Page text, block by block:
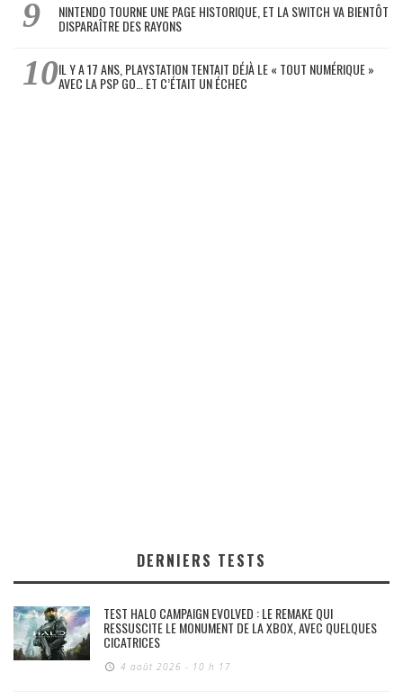
NINTENDO TOURNE UNE PAGE HISTORIQUE, ET LA SWITCH VA BIENTÔT
DISPARAÎTRE DES RAYONS
IL Y A 17 ANS, PLAYSTATION TENTAIT DÉJÀ LE « TOUT NUMÉRIQUE »
AVEC LA PSP GO… ET C’ÉTAIT UN ÉCHEC
DERNIERS TESTS
TEST HALO CAMPAIGN EVOLVED : LE REMAKE QUI
RESSUSCITE LE MONUMENT DE LA XBOX, AVEC QUELQUES
CICATRICES
4 août 2026 - 10 h 17